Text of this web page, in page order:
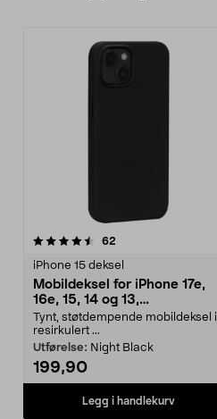
62
iPhone 15 deksel
Mobildeksel for iPhone 17e,
16e, 15, 14 og 13,
dbramante1928 Greenland
Tynt, støtdempende mobildeksel i
resirkulert ...
Utførelse: Night Black
199,90
Legg i handlekurv
4.5 av 5 stjerner